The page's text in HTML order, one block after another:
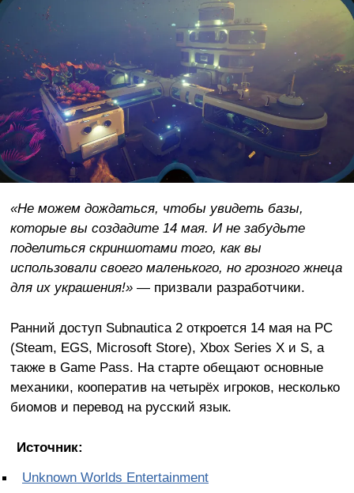
«Не можем дождаться, чтобы увидеть базы,
которые вы создадите 14 мая. И не забудьте
поделиться скриншотами того, как вы
использовали своего маленького, но грозного жнеца
для их украшения!»— призвали разработчики.
Ранний доступ Subnautica 2 откроется 14 мая на PC
(Steam, EGS, Microsoft Store), Xbox Series X и S, а
также в Game Pass. На старте обещают основные
механики, кооператив на четырёх игроков, несколько
биомов и перевод на русский язык.
Источник:
Unknown Worlds Entertainment